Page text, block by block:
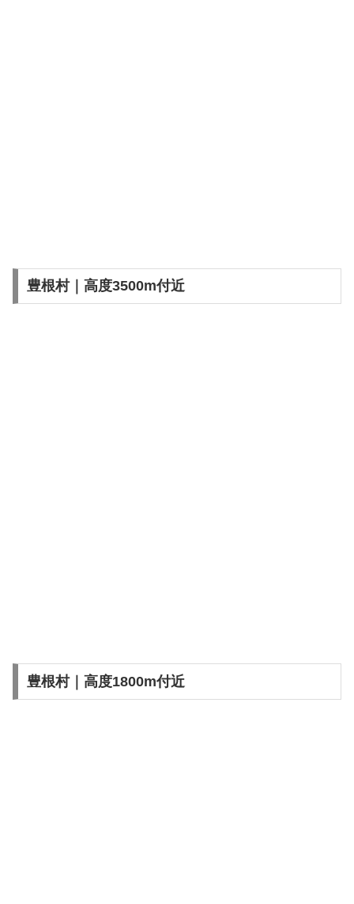
豊根村｜高度3500m付近
豊根村｜高度1800m付近